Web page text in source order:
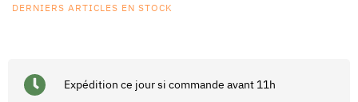
DERNIERS ARTICLES EN STOCK
Expédition ce jour si commande avant 11h